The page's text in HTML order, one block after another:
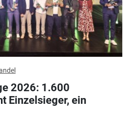
2026: 1.600
Einzelsieger, ein